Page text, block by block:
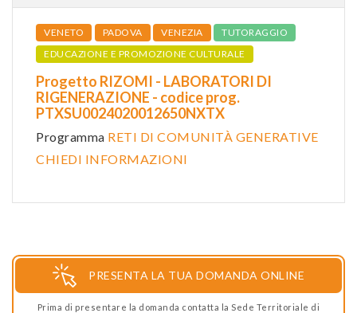
VENETO PADOVA VENEZIA
TUTORAGGIO
EDUCAZIONE E PROMOZIONE CULTURALE
Progetto RIZOMI - LABORATORI DI
RIGENERAZIONE - codice prog.
PTXSU0024020012650NXTX
Programma RETI DI COMUNITÀ GENERATIVE
CHIEDI INFORMAZIONI
PRESENTA LA TUA DOMANDA ONLINE
Prima di presentare la domanda contatta la Sede Territoriale di